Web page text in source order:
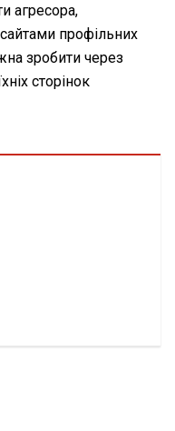
агресора,
профільних
зробити через
сторінок